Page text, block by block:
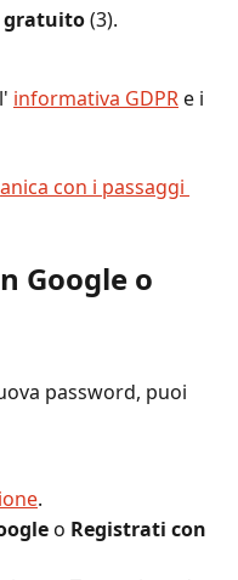
gratuito (3).
informativa GDPR e i
Google o
password, puoi
.
o Registrati con